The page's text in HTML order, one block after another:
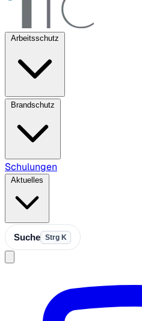
Arbeitsschutz
Brandschutz
Schulungen
Aktuelles
Suche Strg K